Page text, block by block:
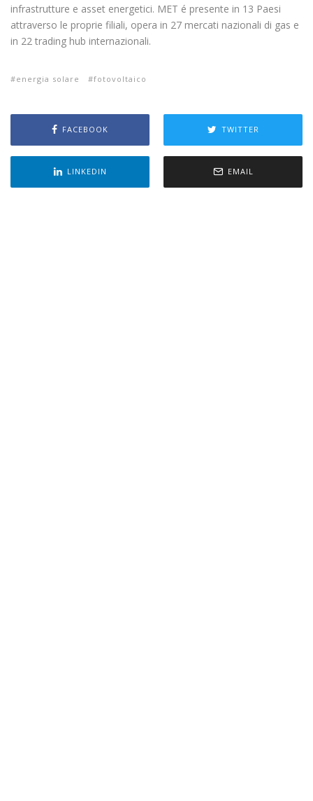
infrastrutture e asset energetici. MET é presente in 13 Paesi
attraverso le proprie filiali, opera in 27 mercati nazionali di gas e
in 22 trading hub internazionali.
energia solare fotovoltaico
FACEBOOK TWITTER
LINKEDIN EMAIL